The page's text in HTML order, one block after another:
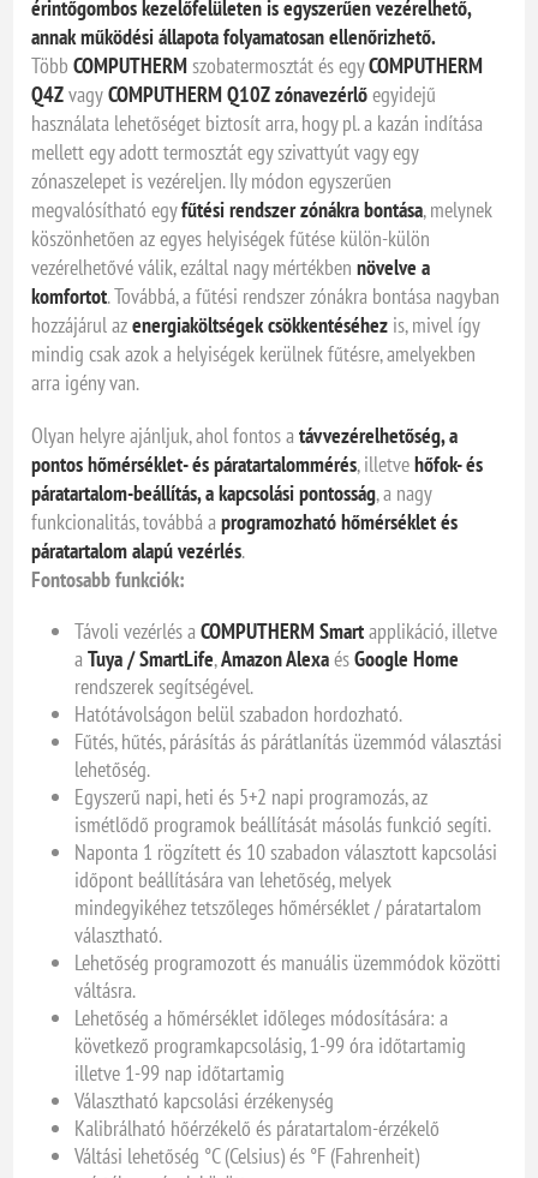
érintőgombos kezelőfelületen is egyszerűen vezérelhető,
annak működési állapota folyamatosan ellenőrizhető.
TöbbCOMPUTHERM szobatermosztát és egyCOMPUTHERM
Q4ZvagyCOMPUTHERM Q10Z zónavezérlőegyidejű
használata lehetőséget biztosít arra, hogy pl. a kazán indítása
mellett egy adott termosztát egy szivattyút vagy egy
zónaszelepet is vezéreljen. Ily módon egyszerűen
megvalósítható egyfűtési rendszer zónákra bontása, melynek
köszönhetően az egyes helyiségek fűtése külön-külön
vezérelhetővé válik, ezáltal nagy mértékben növelve a
komfortot. Továbbá, a fűtési rendszer zónákra bontása nagyban
hozzájárul azenergiaköltségek csökkentéséhez is, mivel így
mindig csak azok a helyiségek kerülnek fűtésre, amelyekben
arra igény van.
Olyan helyre ajánljuk, ahol fontos atávvezérelhetőség, a
pontos hőmérséklet- és páratartalommérés, illetvehőfok- és
páratartalom-beállítás, a kapcsolási pontosság, a nagy
funkcionalitás, továbbá aprogramozható hőmérséklet és
páratartalom alapú vezérlés.
Fontosabb funkciók:
Távoli vezérlés aCOMPUTHERM Smartapplikáció, illetve
aTuya / SmartLife,Amazon AlexaésGoogle Home
rendszerek segítségével.
Hatótávolságon belül szabadon hordozható.
Fűtés, hűtés, párásítás ás párátlanítás üzemmód választási
lehetőség.
Egyszerű napi, heti és 5+2 napi programozás, az
ismétlődő programok beállítását másolás funkció segíti.
Naponta 1 rögzített és 10 szabadon választott kapcsolási
időpont beállítására van lehetőség, melyek
mindegyikéhez tetszőleges hőmérséklet / páratartalom
választható.
Lehetőség programozott és manuális üzemmódok közötti
váltásra.
Lehetőség a hőmérséklet időleges módosítására: a
következő programkapcsolásig, 1-99 óra időtartamig
illetve 1-99 nap időtartamig
Választható kapcsolási érzékenység
Kalibrálható hőérzékelő és páratartalom-érzékelő
Váltási lehetőség °C (Celsius) és °F (Fahrenheit)